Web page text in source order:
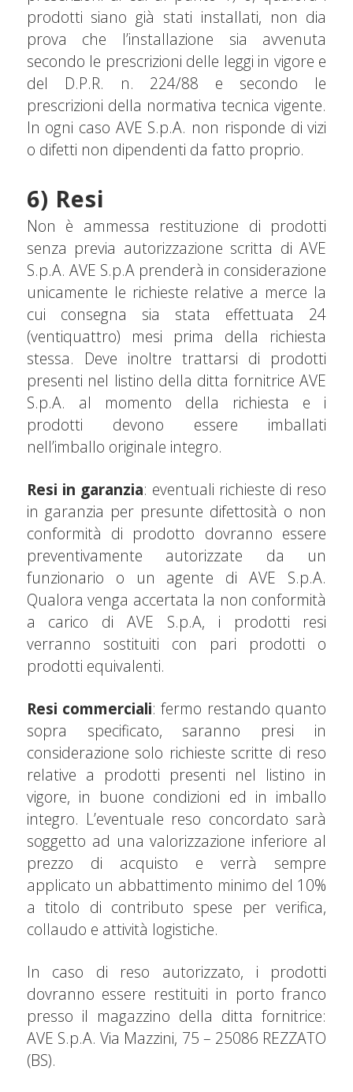
prodotti siano già stati installati, non dia
prova che l’installazione sia avvenuta
secondo le prescrizioni delle leggi in vigore e
del D.P.R. n. 224/88 e secondo le
prescrizioni della normativa tecnica vigente.
In ogni caso AVE S.p.A. non risponde di vizi
o difetti non dipendenti da fatto proprio.
6) Resi
Non è ammessa restituzione di prodotti
senza previa autorizzazione scritta di AVE
S.p.A. AVE S.p.A prenderà in considerazione
unicamente le richieste relative a merce la
cui consegna sia stata effettuata 24
(ventiquattro) mesi prima della richiesta
stessa. Deve inoltre trattarsi di prodotti
presenti nel listino della ditta fornitrice AVE
S.p.A. al momento della richiesta e i
prodotti devono essere imballati
nell’imballo originale integro.
Resi in garanzia: eventuali richieste di reso
in garanzia per presunte difettosità o non
conformità di prodotto dovranno essere
preventivamente autorizzate da un
funzionario o un agente di AVE S.p.A.
Qualora venga accertata la non conformità
a carico di AVE S.p.A, i prodotti resi
verranno sostituiti con pari prodotti o
prodotti equivalenti.
Resi commerciali: fermo restando quanto
sopra specificato, saranno presi in
considerazione solo richieste scritte di reso
relative a prodotti presenti nel listino in
vigore, in buone condizioni ed in imballo
integro. L’eventuale reso concordato sarà
soggetto ad una valorizzazione inferiore al
prezzo di acquisto e verrà sempre
applicato un abbattimento minimo del 10%
a titolo di contributo spese per verifica,
collaudo e attività logistiche.
In caso di reso autorizzato, i prodotti
dovranno essere restituiti in porto franco
presso il magazzino della ditta fornitrice:
AVE S.p.A. Via Mazzini, 75 – 25086 REZZATO
(BS).